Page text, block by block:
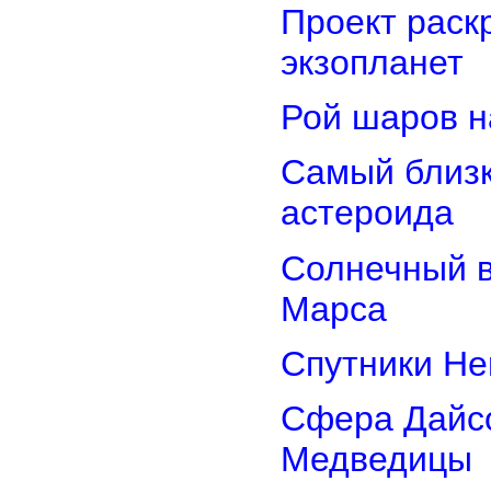
Проект
экзопланет
Рой шаров
Самый
астероида
Солнечный
Марса
Спутники
Сфера
Медведицы